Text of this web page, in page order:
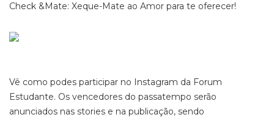
Check &Mate: Xeque-Mate ao Amor para te oferecer!
Vê como podes participar no Instagram da Forum
Estudante. Os vencedores do passatempo serão
anunciados nas stories e na publicação, sendo